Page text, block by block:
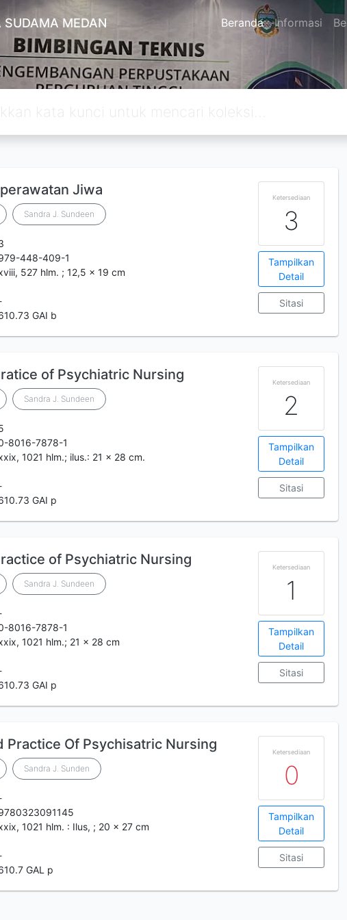
SUDAMA MEDAN Beranda Informasi
Jiwa
Sandra J. Sundeen
448-409-1
527 hlm. ; 12,5 x 19 cm
GAI b
Ketersediaan
3
Tampilkan
Detail
Sitasi
of Psychiatric Nursing
Sandra J. Sundeen
8016-7878-1
1021 hlm.; ilus.: 21 x 28 cm.
GAI p
Ketersediaan
2
Tampilkan
Detail
Sitasi
of Psychiatric Nursing
Sandra J. Sundeen
8016-7878-1
1021 hlm.; 21 x 28 cm
GAI p
Ketersediaan
1
Tampilkan
Detail
Sitasi
Practice Of Psychisatric Nursing
Sandra J. Sunden
1021 hlm. : Ilus, ; 20 x 27 cm
GAL p
Ketersediaan
0
Tampilkan
Detail
Sitasi